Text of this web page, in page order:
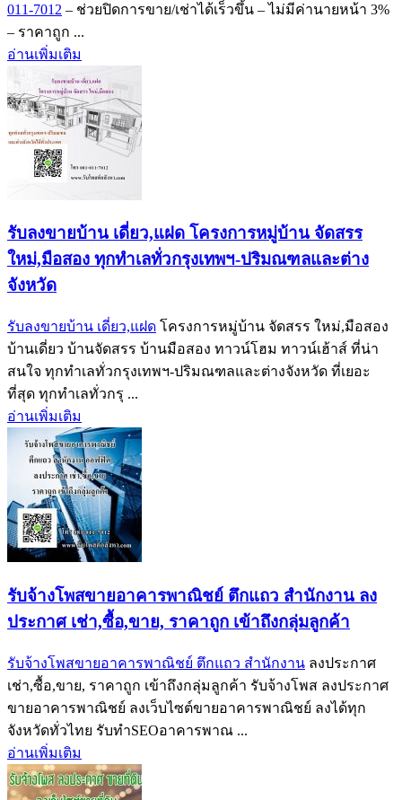
011-7012 – ช่วยปิดการขาย/เช่าได้เร็วขึ้น – ไม่มีค่านายหน้า 3%
– ราคาถูก ...
อ่านเพิ่มเติม
รับลงขายบ้าน เดี่ยว,แฝด โครงการหมู่บ้าน จัดสรร
ใหม่,มือสอง ทุกทำเลทั่วกรุงเทพฯ-ปริมณฑลและต่าง
จังหวัด
รับลงขายบ้าน เดี่ยว,แฝด โครงการหมู่บ้าน จัดสรร ใหม่,มือสอง
บ้านเดี่ยว บ้านจัดสรร บ้านมือสอง ทาวน์โฮม ทาวน์เฮ้าส์ ที่น่า
สนใจ ทุกทำเลทั่วกรุงเทพฯ-ปริมณฑลและต่างจังหวัด ที่เยอะ
ที่สุด ทุกทำเลทั่วกรุ ...
อ่านเพิ่มเติม
รับจ้างโพสขายอาคารพาณิชย์ ตึกแถว สำนักงาน ลง
ประกาศ เช่า,ซื้อ,ขาย, ราคาถูก เข้าถึงกลุ่มลูกค้า
รับจ้างโพสขายอาคารพาณิชย์ ตึกแถว สำนักงาน ลงประกาศ
เช่า,ซื้อ,ขาย, ราคาถูก เข้าถึงกลุ่มลูกค้า รับจ้างโพส ลงประกาศ
ขายอาคารพาณิชย์ ลงเว็บไซต์ขายอาคารพาณิชย์ ลงได้ทุก
จังหวัดทั่วไทย รับทำSEOอาคารพาณ ...
อ่านเพิ่มเติม